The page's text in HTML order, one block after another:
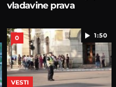
vladavine prava
1:50
0
VESTI